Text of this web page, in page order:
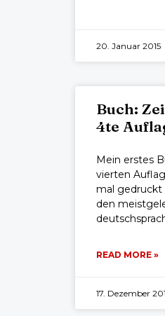
20. Januar 2015
Buch:
4te
Mein erstes
vierten
mal gedruckt
den
READ MORE »
17. Dezember